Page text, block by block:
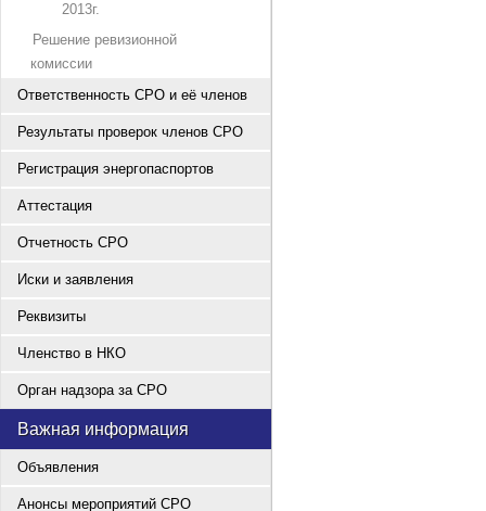
2013г.
Решение ревизионной
комиссии
Ответственность СРО и её членов
Результаты проверок членов СРО
Регистрация энергопаспортов
Аттестация
Отчетность СРО
Иски и заявления
Реквизиты
Членство в НКО
Орган надзора за СРО
Важная информация
Объявления
Анонсы мероприятий СРО